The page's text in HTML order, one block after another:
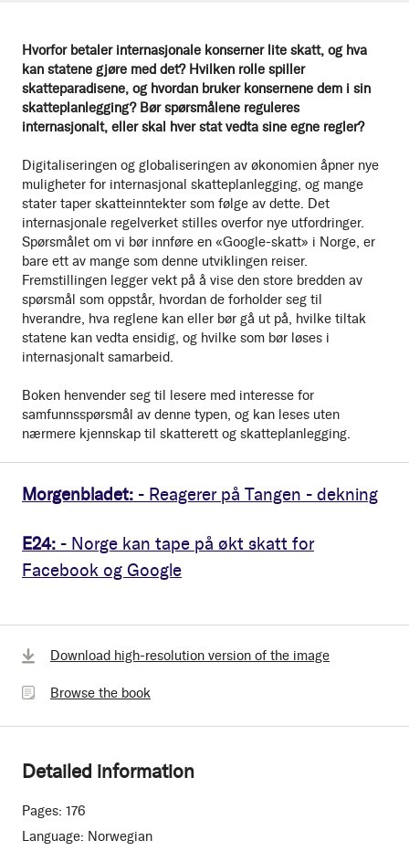
Morgenbladet: - Reagerer på Tangen - dekning
E24: - Norge kan tape på økt skatt for
Facebook og Google
Hvorfor betaler internasjonale konserner lite skatt, og hva
kan statene gjøre med det? Hvilken rolle spiller
skatteparadisene, og hvordan bruker konsernene dem i sin
skatteplanlegging? Bør spørsmålene reguleres
internasjonalt, eller skal hver stat vedta sine egne regler?
Digitaliseringen og globaliseringen av økonomien åpner nye
muligheter for internasjonal skatteplanlegging, og mange
stater taper skatteinntekter som følge av dette. Det
internasjonale regelverket stilles overfor nye utfordringer.
Spørsmålet om vi bør innføre en «Google-skatt» i Norge, er
bare ett av mange som denne utviklingen reiser.
Fremstillingen legger vekt på å vise den store bredden av
spørsmål som oppstår, hvordan de forholder seg til
hverandre, hva reglene kan eller bør gå ut på, hvilke tiltak
statene kan vedta ensidig, og hvilke som bør løses i
internasjonalt samarbeid.
Boken henvender seg til lesere med interesse for
samfunnsspørsmål av denne typen, og kan leses uten
nærmere kjennskap til skatterett og skatteplanlegging.
Download high-resolution version of the image
Browse
bookBrowse the book
Detailed information
Pages: 176
Language: Norwegian